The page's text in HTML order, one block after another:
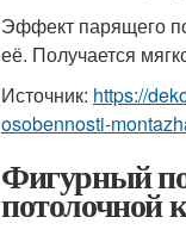
Эффект парящего
её. Получается
Источник: https://
osobennosti-
Фигурный
потолочной